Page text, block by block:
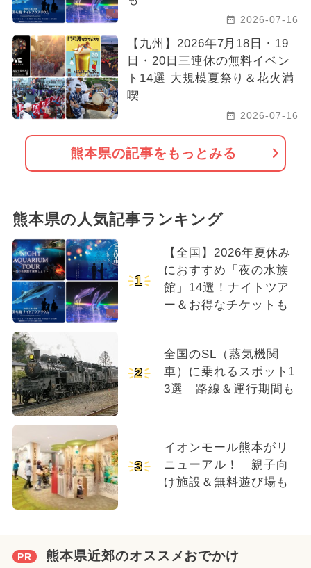
2026-07-16
【九州】2026年7月18日・19
日・20日三連休の無料イベン
ト14選 大規模夏祭り＆花火満
喫
2026-07-16
熊本県の記事をもっとみる
熊本県の人気記事ランキング
1
【全国】2026年夏休み
におすすめ「夜の水族
館」14選！ナイトツア
ー＆お得なチケットも
2
全国のSL（蒸気機関
車）に乗れるスポット1
3選 路線＆運行期間も
3
イオンモール熊本がリ
ニューアル！ 親子向
け施設＆無料遊び場も
PR 熊本県近郊のオススメおでかけ